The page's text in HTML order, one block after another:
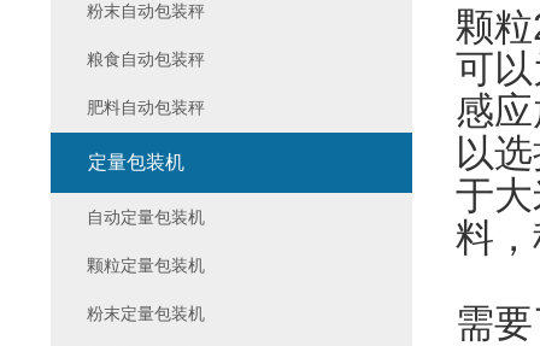
颗
可
感
以
于
料
需
粉末自动包装秤
粮食自动包装秤
肥料自动包装秤
定量包装机
自动定量包装机
颗粒定量包装机
粉末定量包装机